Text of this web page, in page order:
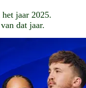
jaar 2025.
dat jaar.